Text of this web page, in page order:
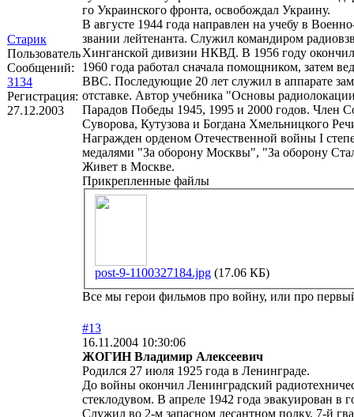
Старик
Пользователь
Сообщений:
3134
Регистрация:
27.12.2003
го Украинского фронта, освобождал Украину.
В августе 1944 года направлен на учебу в
звании лейтенанта. Служил командиром
Хинганской дивизии НКВД. В 1956 году
1960 года работал сначала помощником, затем
ВВС. Последующие 20 лет служил в аппарате
отставке. Автор учебника "Основы
Парадов Победы 1945, 1995 и 2000 годов. Член
Суворова, Кутузова и Богдана Хмельницкого
Награжден орденом Отечественной войны I
медалями "За оборону Москвы", "За оборону
Живет в Москве.
Прикрепленные файлы
post-9-1100327184.jpg (17.06 КБ)
Все мы герои фильмов про войну, или про
#13
16.11.2004 10:30:06
ЖОГИН Владимир Алексеевич
Родился 27 июля 1925 года в Ленинграде.
До войны окончил Ленинградский
стеклодувом. В апреле 1942 года эвакуирован
Служил во 2-м запасном десантном полку, 7-й